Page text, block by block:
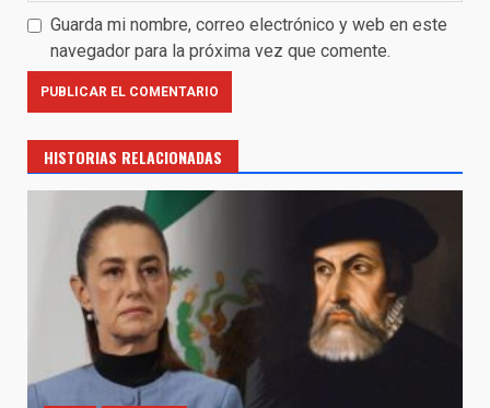
Guarda mi nombre, correo electrónico y web en este
navegador para la próxima vez que comente.
HISTORIAS RELACIONADAS